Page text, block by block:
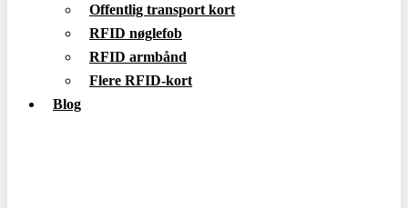
Offentlig transport kort
RFID nøglefob
RFID armbånd
Flere RFID-kort
Blog